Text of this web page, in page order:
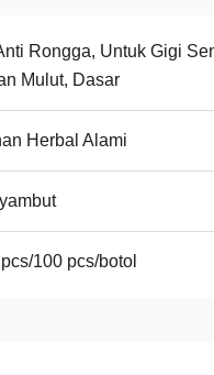
Rongga, Untuk Gigi
Mulut, Dasar
Herbal Alami
100 pcs/botol